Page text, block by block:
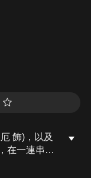
飾)，以及
在一連串意